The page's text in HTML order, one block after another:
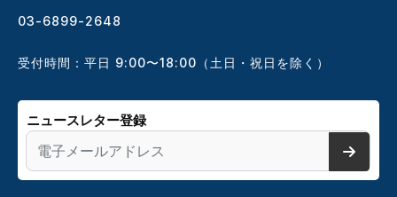
03-6899-2648
受付時間：平日 9:00〜18:00（土日・祝日を除く）
ニュースレター登録